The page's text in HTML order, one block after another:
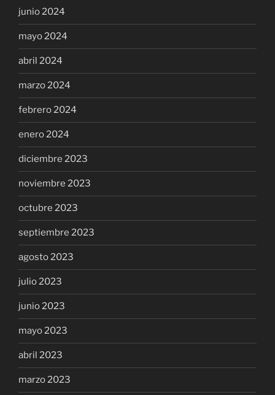
junio 2024
mayo 2024
abril 2024
marzo 2024
febrero 2024
enero 2024
diciembre 2023
noviembre 2023
octubre 2023
septiembre 2023
agosto 2023
julio 2023
junio 2023
mayo 2023
abril 2023
marzo 2023